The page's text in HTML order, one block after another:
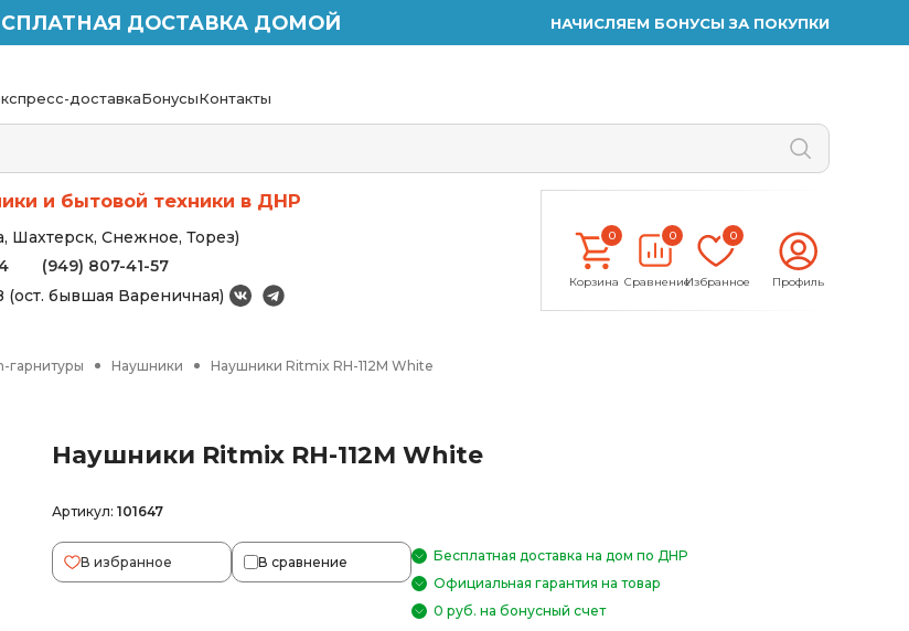
ДОСТАВКА ДОМОЙ НАЧИСЛЯЕМ БОНУСЫ ЗА ПОКУПКИ
доставкаБонусыКонтакты
и бытовой техники в ДНР
Шахтерск, Снежное, Торез)
(949) 807-41-57
(ост. бывшая Вареничная)
0
Корзина
0
Сравнение
0
Избранное Профиль
гарнитуры Наушники Наушники Ritmix RH-112M White
Наушники Ritmix RH-112M White
Артикул: 101647
В избранное В сравнение
Бесплатная доставка на дом по ДНР
Официальная гарантия на товар
0 руб. на бонусный счет